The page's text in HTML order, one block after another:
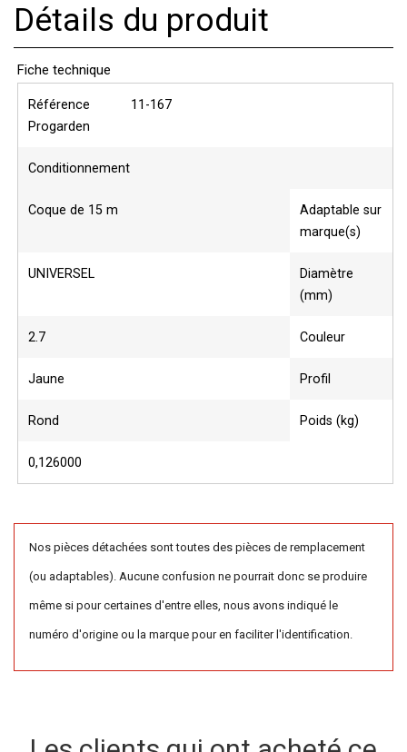
Détails du produit
Fiche technique
Référence
Progarden
11-167
Conditionnement
Coque de 15 m
Adaptable sur
marque(s)
UNIVERSEL
Diamètre
(mm)
2.7 Couleur
Jaune Profil
Rond Poids (kg)
0,126000
Nos pièces détachées sont toutes des pièces de remplacement
(ou adaptables). Aucune confusion ne pourrait donc se produire
même si pour certaines d'entre elles, nous avons indiqué le
numéro d'origine ou la marque pour en faciliter l'identification.